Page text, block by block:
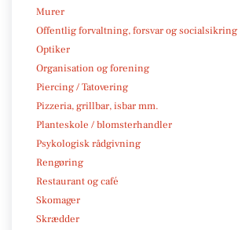
Murer
Offentlig forvaltning, forsvar og socialsikring
Optiker
Organisation og forening
Piercing / Tatovering
Pizzeria, grillbar, isbar mm.
Planteskole / blomsterhandler
Psykologisk rådgivning
Rengøring
Restaurant og café
Skomager
Skrædder